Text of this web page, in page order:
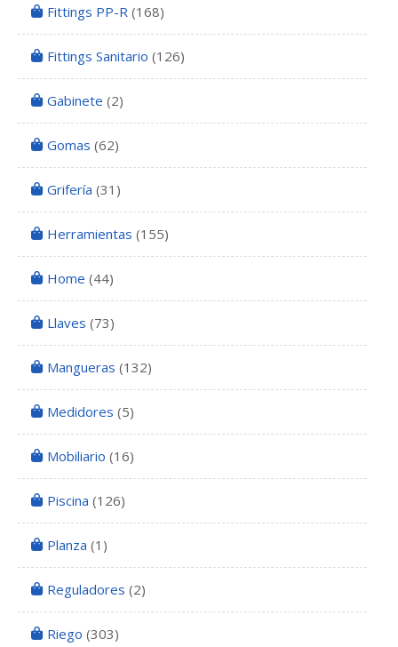
Fittings PP-R (168)
Fittings Sanitario (126)
Gabinete (2)
Gomas (62)
Grifería (31)
Herramientas (155)
Home (44)
Llaves (73)
Mangueras (132)
Medidores (5)
Mobiliario (16)
Piscina (126)
Planza (1)
Reguladores (2)
Riego (303)